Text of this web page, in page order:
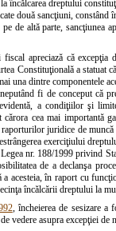
încălcarea dreptului
două sancţiuni,
de altă parte, sancţiunea
apreciază că excepţia
Constituţională a statuat
una dintre componentele
fi de conceput că
a condiţiilor şi
cea mai importantă
juridice de
exerciţiului
nr. 188/1999 privind
de a declanşa
acesteia, în raport cu
încălcării dreptului la
, încheierea de sesizare a
asupra excepţiei de